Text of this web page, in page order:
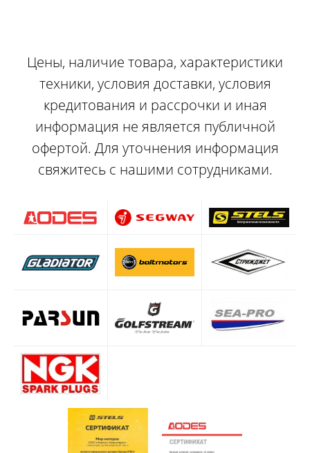
Цены, наличие товара, характеристики
техники, условия доставки, условия
кредитования и рассрочки и иная
информация не является публичной
офертой. Для уточнения информация
свяжитесь с нашими сотрудниками.